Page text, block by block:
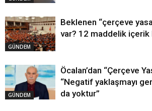
GÜNDEM
Beklenen “çerçeve
var? 12 maddelik
GÜNDEM
Öcalan’dan “Çerçeve
“Negatif yaklaşmayı
da yoktur”